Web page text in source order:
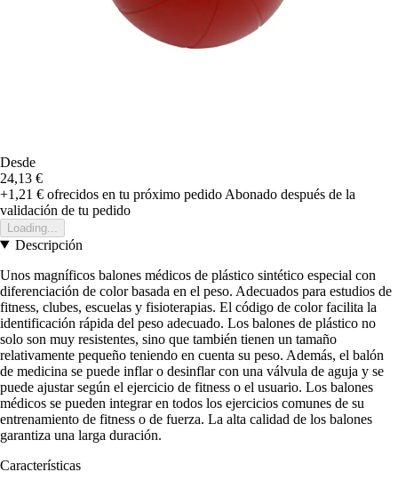
Desde
24,13 €
+1,21 € ofrecidos en tu próximo pedido Abonado después de la
validación de tu pedido
Loading...
Descripción
Unos magníficos balones médicos de plástico sintético especial con
diferenciación de color basada en el peso. Adecuados para estudios de
fitness, clubes, escuelas y fisioterapias. El código de color facilita la
identificación rápida del peso adecuado. Los balones de plástico no
solo son muy resistentes, sino que también tienen un tamaño
relativamente pequeño teniendo en cuenta su peso. Además, el balón
de medicina se puede inflar o desinflar con una válvula de aguja y se
puede ajustar según el ejercicio de fitness o el usuario. Los balones
médicos se pueden integrar en todos los ejercicios comunes de su
entrenamiento de fitness o de fuerza. La alta calidad de los balones
garantiza una larga duración.
Características